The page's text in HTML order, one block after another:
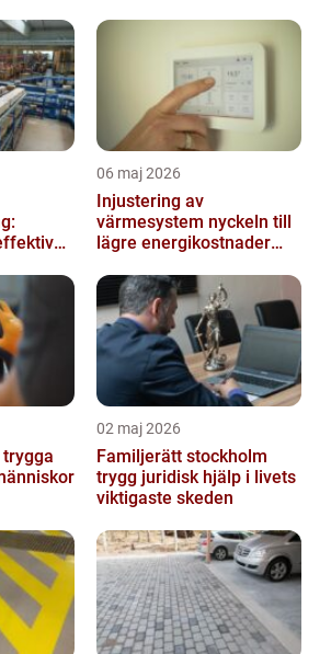
06 maj 2026
Injustering av
värmesystem nyckeln till
lägre energikostnader
inomhusklimat
02 maj 2026
Familjerätt stockholm
trygg juridisk hjälp i livets
viktigaste skeden